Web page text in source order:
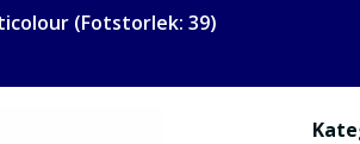
(Fotstorlek: 39)